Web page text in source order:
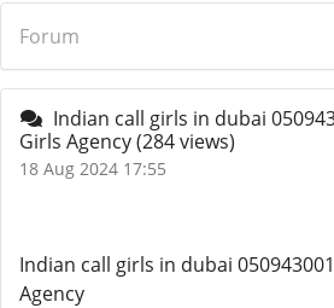
Forum
Indian call girls in dubai
Girls Agency(284 views)
18 Aug 2024 17:55
Indian call girls in dubai
Agency